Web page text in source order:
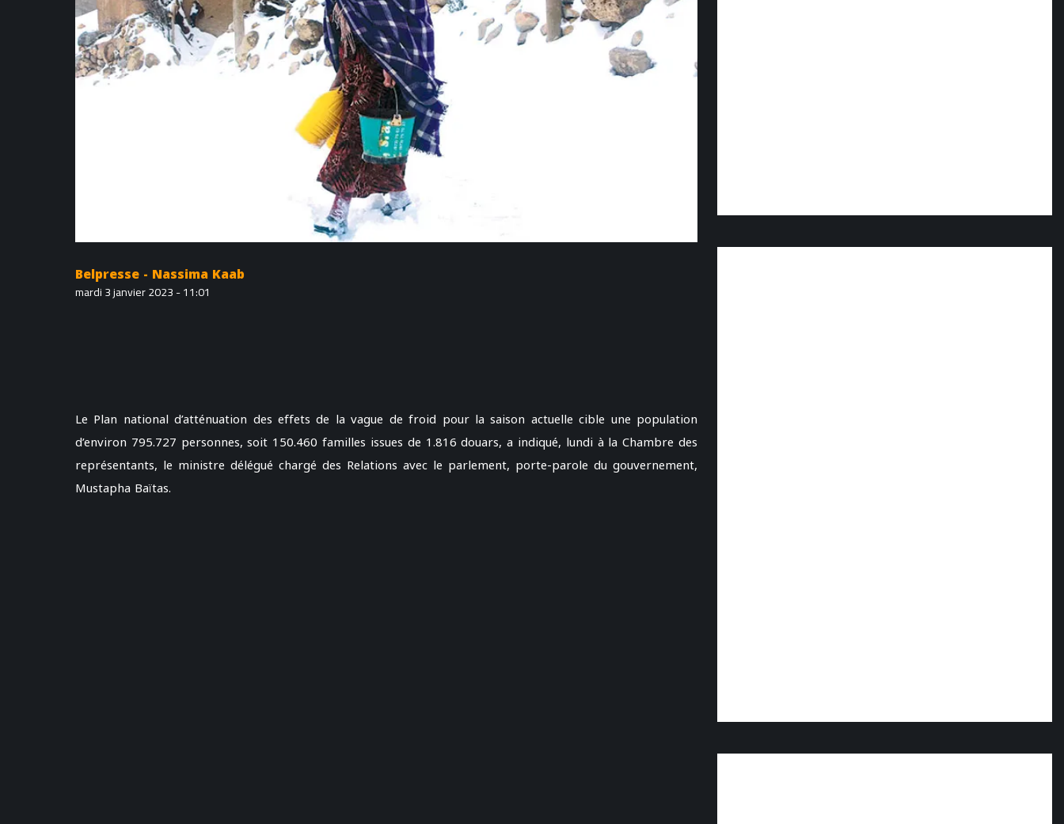
Belpresse - Nassima Kaab
mardi 3 janvier 2023 - 11:01
Le Plan national d’atténuation des effets de la vague de froid pour la saison actuelle cible une population
d’environ 795.727 personnes, soit 150.460 familles issues de 1.816 douars, a indiqué, lundi à la Chambre des
représentants, le ministre délégué chargé des Relations avec le parlement, porte-parole du gouvernement,
Mustapha Baïtas.